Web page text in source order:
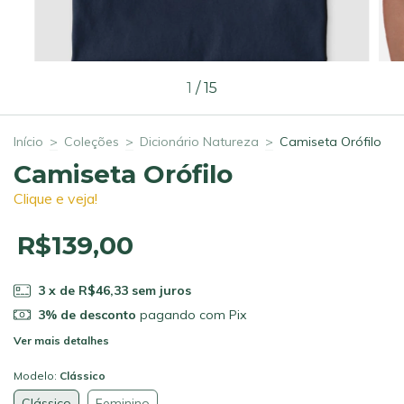
1 /15
Início > Coleções > Dicionário Natureza > Camiseta Orófilo
Camiseta Orófilo
Clique e veja!
R$139,00
3 x de R$46,33 sem juros
3% de desconto pagando com Pix
Ver mais detalhes
Modelo: Clássico